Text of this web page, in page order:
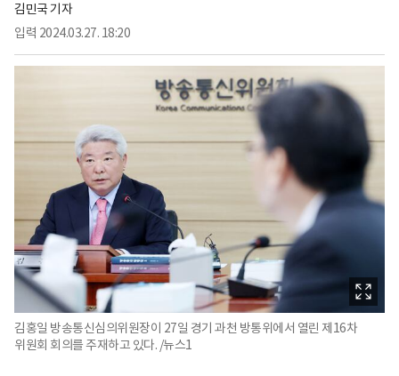
김민국 기자
입력 2024.03.27. 18:20
김홍일 방송통신심의위원장이 27일 경기 과천 방통위에서 열린 제16차
위원회 회의를 주재하고 있다. /뉴스1